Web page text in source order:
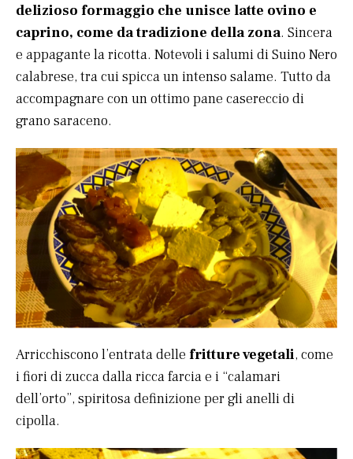
delizioso formaggio che unisce latte ovino e
caprino, come da tradizione della zona. Sincera
e appagante la ricotta. Notevoli i salumi di Suino Nero
calabrese, tra cui spicca un intenso salame. Tutto da
accompagnare con un ottimo pane casereccio di
grano saraceno.
Arricchiscono l’entrata delle fritture vegetali, come
i fiori di zucca dalla ricca farcia e i “calamari
dell’orto”, spiritosa definizione per gli anelli di
cipolla.